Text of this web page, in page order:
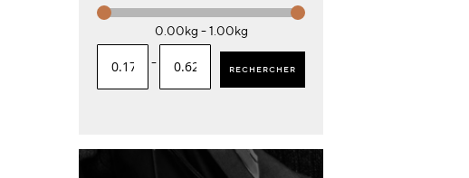
0.00kg - 1.00kg
- RECHERCHER